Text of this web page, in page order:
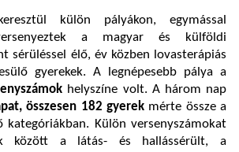
külön pályákon, egymással
a magyar és külföldi
sérüléssel élő, év közben lovasterápiás
gyerekek. A legnépesebb pálya a
helyszíne volt. A három nap
összesen 182 gyerek mérte össze a
kategóriákban. Külön versenyszámokat
között a látás- és hallássérült, a